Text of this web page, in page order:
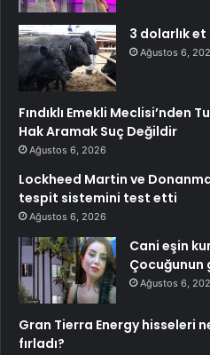
3 dolarlık
Ağustos 6,
Fındıklı Emekli Meclisi’nden
Hak Aramak Suç Değildir
Ağustos 6, 2026
Lockheed Martin ve
tespit sistemini test etti
Ağustos 6, 2026
Cani eşin
Çocuğunun
Ağustos 6,
Gran Tierra Energy hisseleri
fırladı?